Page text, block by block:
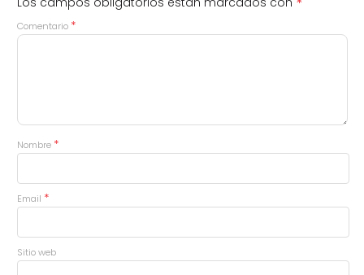
Comentario *
Nombre *
Email *
Sitio web